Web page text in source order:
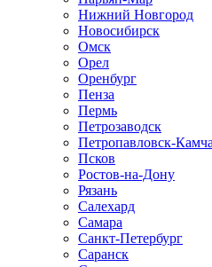
Нижний Новгород
Новосибирск
Омск
Орел
Оренбург
Пенза
Пермь
Петрозаводск
Петропавловск-
Псков
Ростов-на-Дону
Рязань
Салехард
Самара
Санкт-Петербург
Саранск